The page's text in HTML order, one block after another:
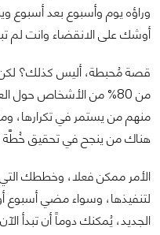
وراؤه يوم وأسبوع بعد أسبوع
أوشك على الانقضاء وانت لم
قصة مُحبطة، أليس كذلك؟ لكن
من 80% من الأشخاص حول
منهم من يستمر في
هناك من ينجح في تحقيق خُطَّة
الأمر ممكن فعلا، وخططك
لتنفيذها، وسواء مضي أسبوع
الجديد، يُمكنك دوماً أن تبدأ